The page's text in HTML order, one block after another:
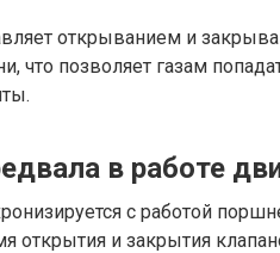
открыванием и
что позволяет газам
в работе
с работой
открытия и закрытия